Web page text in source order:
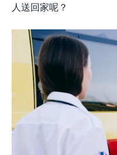
人送回家呢？